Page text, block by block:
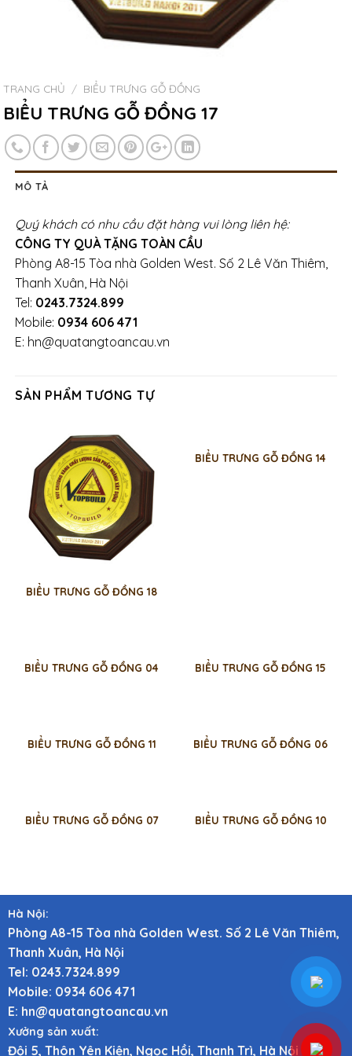
TRANG CHỦ / BIỂU TRƯNG GỖ ĐỒNG
BIỂU TRƯNG GỖ ĐỒNG 17
MÔ TẢ
Quý khách có nhu cầu đặt hàng vui lòng liên hệ:
CÔNG TY QUÀ TẶNG TOÀN CẦU
Phòng A8-15 Tòa nhà Golden West. Số 2 Lê Văn Thiêm,
Thanh Xuân, Hà Nội
Tel: 0243.7324.899
Mobile: 0934 606 471
E: hn@quatangtoancau.vn
SẢN PHẨM TƯƠNG TỰ
BIỂU TRƯNG GỖ ĐỒNG 18
BIỂU TRƯNG GỖ ĐỒNG 14
BIỂU TRƯNG GỖ ĐỒNG 04 BIỂU TRƯNG GỖ ĐỒNG 15
BIỂU TRƯNG GỖ ĐỒNG 11 BIỂU TRƯNG GỖ ĐỒNG 06
BIỂU TRƯNG GỖ ĐỒNG 07 BIỂU TRƯNG GỖ ĐỒNG 10
Hà Nội:
Phòng A8-15 Tòa nhà Golden West. Số 2 Lê Văn Thiêm,
Thanh Xuân, Hà Nội
Tel: 0243.7324.899
Mobile: 0934 606 471
E: hn@quatangtoancau.vn
Xưởng sản xuất:
Đội 5, Thôn Yên Kiện, Ngọc Hồi, Thanh Trì, Hà Nội